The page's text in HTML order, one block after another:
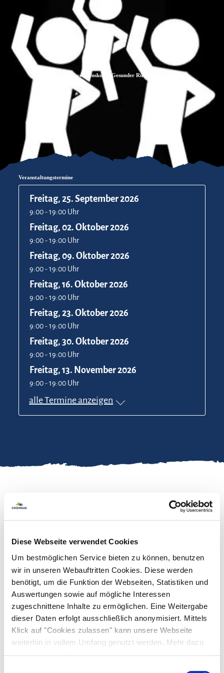
Diese Webseite verwendet Cookies
Um bestmöglichen Service bieten zu können, benutzen
wir in unseren Webauftritten Cookies. Diese werden
benötigt, um die Funktion der Webseiten, Statistiken und
Auswertungen sowie auf mögliche Interessen
zugeschnittene Inhalte zu ermöglichen. Eine Weitergabe
dieser Daten erfolgt ausschließlich anonymisiert. Mittels
Klick auf "Cookies zulassen" kann unsere Webseite
weiterhin in vollem Umfang genutzt werden. Mehr dazu
steht in unserer Datenschutzerklärung.
Zum
Inhalt
Zur
Suche
Zum
Footer
Präventionskurs "Gesunder Rücken"
Veranstaltungstermine
Freitag, 25. September 2026
9:00 - 19:00 Uhr
Freitag, 02. Oktober 2026
9:00 - 19:00 Uhr
Freitag, 09. Oktober 2026
9:00 - 19:00 Uhr
Freitag, 16. Oktober 2026
9:00 - 19:00 Uhr
Freitag, 23. Oktober 2026
9:00 - 19:00 Uhr
Freitag, 30. Oktober 2026
9:00 - 19:00 Uhr
Freitag, 13. November 2026
9:00 - 19:00 Uhr
alle Termine anzeigen
(§20 zertifizierter Krankenkassenkurs). Der
führen wir ein funktionelles Athletiktraining
durch um an der Beweglichkeit und Belastbarkeit
deiner Wirbelsäule zu arbeiten und Beschwerden
vorzubeugen. Kursinhalt: -Warm up, -
Mobilitätstraining, -Core Stability, -Funktionelles
Krafttraining für den Rücken in Form eines
Zirkeltrainings. Dieser Kurs ist ein
mehr lesen
Verantwortlich für den Inhalt: Urlaubswelt Chiemgau